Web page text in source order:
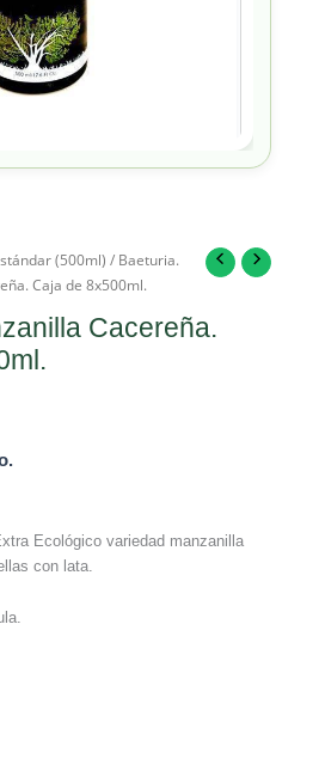
(500ml) / Baeturia.
Caja de 8x500ml.
Cacereña.
Ecológico variedad manzanilla
con lata.